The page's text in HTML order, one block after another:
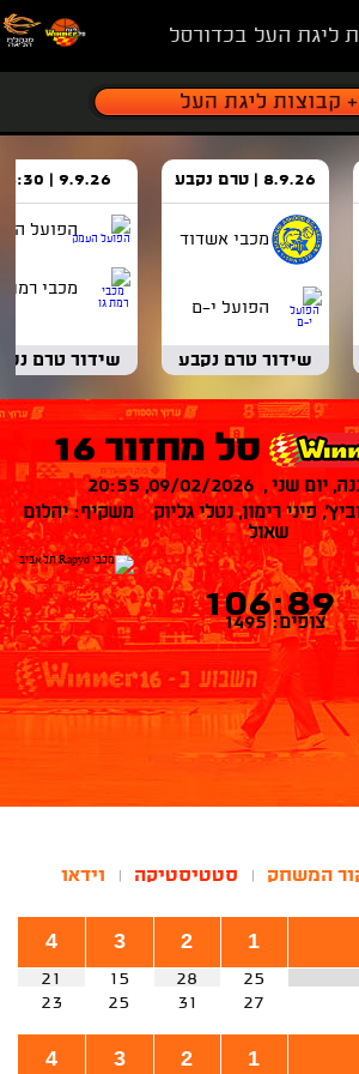
ליגת העל בכדורסל
8.9.26 | טרם נקבע
מכבי אשדוד
הפועל י-ם
שידור טרם נקבע
9.9.26 | 18:30
הפועל
מכבי רמת
שידור טרם
סל מחזור 16
, 09/02/2026, 20:55
פיני רימון, נטלי גליוק משקיף: יהלום
שאול
106:89
צופים: 1495
המשחק סטטיסטיקה וידאו
1
2
3
4
25
28
15
21
27
31
25
23
1
2
3
4